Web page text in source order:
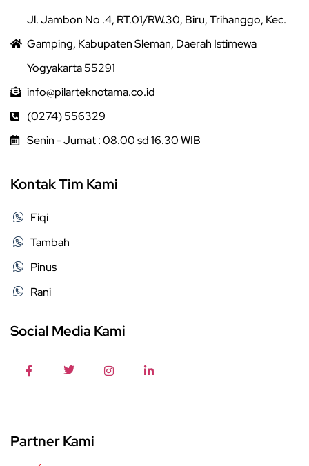
Jl. Jambon No .4, RT.01/RW.30, Biru, Trihanggo, Kec.
Gamping, Kabupaten Sleman, Daerah Istimewa
Yogyakarta 55291
info@pilarteknotama.co.id
(0274) 556329
Senin - Jumat : 08.00 sd 16.30 WIB
Kontak Tim Kami
Fiqi
Tambah
Pinus
Rani
Social Media Kami
Partner Kami